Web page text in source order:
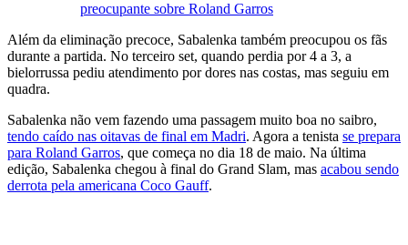
preocupante sobre Roland Garros
Além da eliminação precoce, Sabalenka também preocupou os fãs
durante a partida. No terceiro set, quando perdia por 4 a 3, a
bielorrussa pediu atendimento por dores nas costas, mas seguiu em
quadra.
Sabalenka não vem fazendo uma passagem muito boa no saibro,
tendo caído nas oitavas de final em Madri. Agora a tenista se prepara
para Roland Garros, que começa no dia 18 de maio. Na última
edição, Sabalenka chegou à final do Grand Slam, mas acabou sendo
derrota pela americana Coco Gauff.